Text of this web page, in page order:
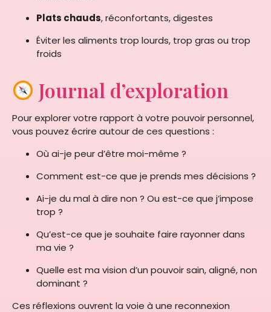
Plats chauds, réconfortants, digestes
Éviter les aliments trop lourds, trop gras ou trop
froids
Journal d’exploration
Pour explorer votre rapport à votre pouvoir personnel,
vous pouvez écrire autour de ces questions :
Où ai-je peur d’être moi-même ?
Comment est-ce que je prends mes décisions ?
Ai-je du mal à dire non ? Ou est-ce que j’impose
trop ?
Qu’est-ce que je souhaite faire rayonner dans
ma vie ?
Quelle est ma vision d’un pouvoir sain, aligné, non
dominant ?
Ces réflexions ouvrent la voie à une reconnexion